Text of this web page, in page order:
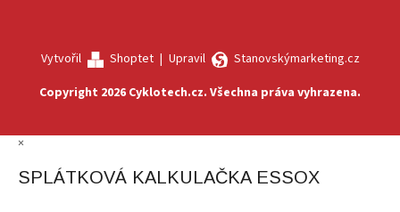
Vytvořil Shoptet| Upravil
Stanovskýmarketing.cz
Copyright 2026 Cyklotech.cz. Všechna práva vyhrazena.
×
SPLÁTKOVÁ KALKULAČKA ESSOX